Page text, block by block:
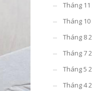
Tháng 11
Tháng 10
Tháng 8
Tháng 7
Tháng 5
Tháng 4